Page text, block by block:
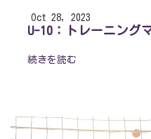
Oct 28, 2023
U-10：トレーニング
続きを読む